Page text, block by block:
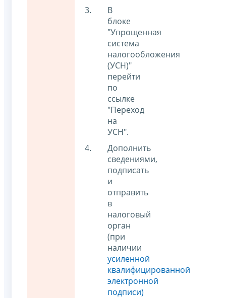
В
блоке
"Упрощенная
система
налогообложения
(УСН)"
перейти
по
ссылке
"Переход
на
УСН".
Дополнить
сведениями,
подписать
и
отправить
в
налоговый
орган
(при
наличии
усиленной
квалифицированной
электронной
подписи)